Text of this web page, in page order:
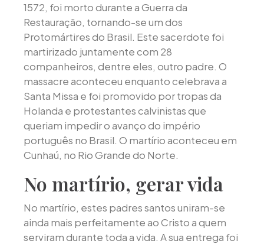
1572, foi morto durante a Guerra da
Restauração, tornando-se um dos
Protomártires do Brasil. Este sacerdote foi
martirizado juntamente com 28
companheiros, dentre eles, outro padre. O
massacre aconteceu enquanto celebrava a
Santa Missa e foi promovido por tropas da
Holanda e protestantes calvinistas que
queriam impedir o avanço do império
português no Brasil. O martírio aconteceu em
Cunhaú, no Rio Grande do Norte.
No martírio, gerar vida
No martírio, estes padres santos uniram-se
ainda mais perfeitamente ao Cristo a quem
serviram durante toda a vida. A sua entrega foi